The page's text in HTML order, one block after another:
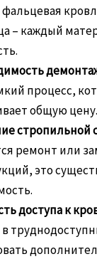
– каждый
процесс,
общую цену.
стропильной
ремонт или
это
доступа к